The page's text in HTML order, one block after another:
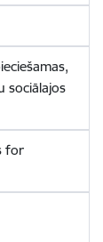
sociālajos
for